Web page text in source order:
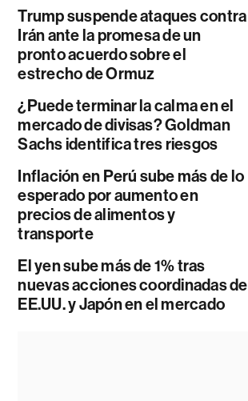
Trump suspende ataques contra
Irán ante la promesa de un
pronto acuerdo sobre el
estrecho de Ormuz
¿Puede terminar la calma en el
mercado de divisas? Goldman
Sachs identifica tres riesgos
Inflación en Perú sube más de lo
esperado por aumento en
precios de alimentos y
transporte
El yen sube más de 1% tras
nuevas acciones coordinadas de
EE.UU. y Japón en el mercado